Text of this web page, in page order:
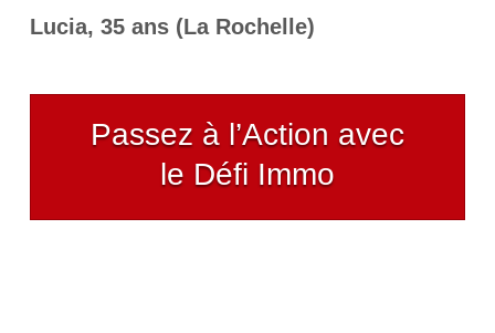
Lucia, 35 ans (La Rochelle)
Passez à l’Action avec
le Défi Immo